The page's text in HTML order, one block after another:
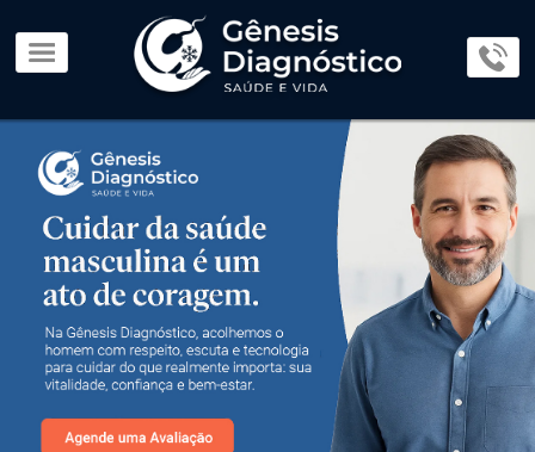
×
Page
O
Lab
Parceiros
Exames
e
Procedimentos
Consultas
Médicas
Dúvidas